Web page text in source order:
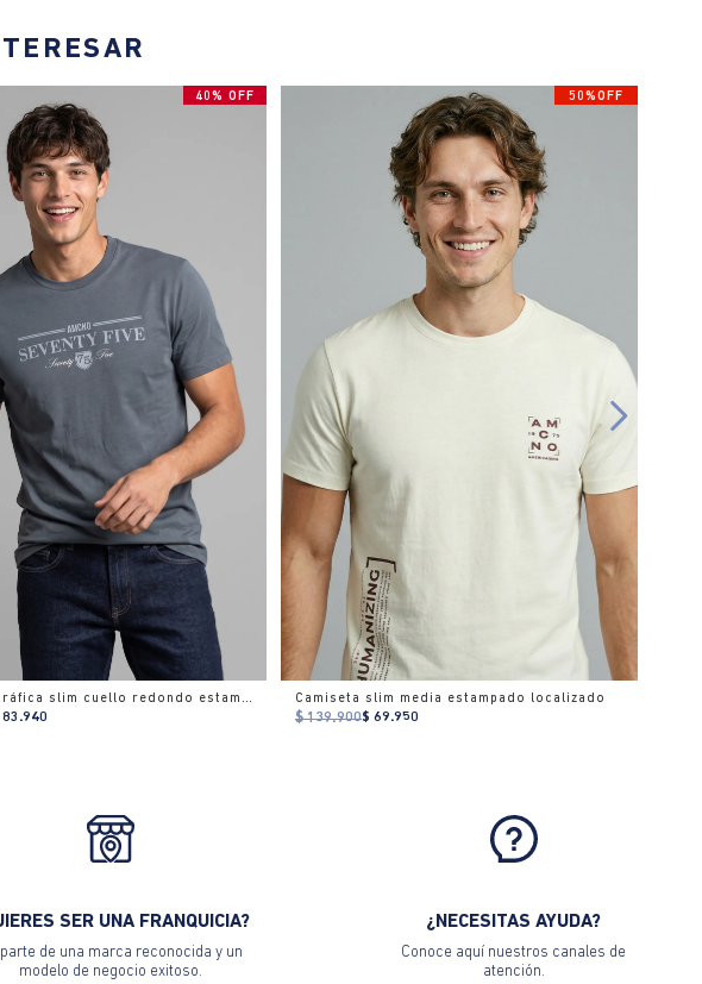
40% OFF
Camiseta gráfica slim cuello redondo estampado
83.940
50%OFF
Camiseta slim media estampado localizado
$ 139.900$ 69.950
SER UNA FRANQUICIA?
de una marca reconocida y un
modelo de negocio exitoso.
¿NECESITAS AYUDA?
Conoce aquí nuestros canales de
atención.